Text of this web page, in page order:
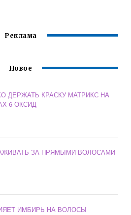
Реклама
Новое
ДЕРЖАТЬ КРАСКУ МАТРИКС НА
6 ОКСИД
ЗА ПРЯМЫМИ ВОЛОСАМИ
ИМБИРЬ НА ВОЛОСЫ